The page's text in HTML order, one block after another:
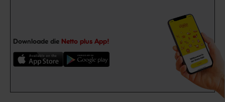
Downloade die Netto plus App!